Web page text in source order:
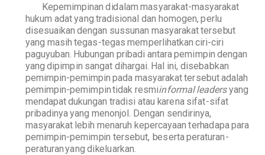
Kepemimpinan didalam masyarakat-masyarakat
hukum adat yang tradisional dan homogen, perlu
disesuaikan dengan sussunan masyarakattersebut
yang masih tegas-tegas memperlihatkan ciri-ciri
paguyuban. Hubungan pribadi antarapemimpin dengan
yang dipimpin sangat dihargai. Hal ini,disebabkan
pemimpin-pemimpin pada masyarakattersebutadalah
pemimpin-pemimpintidak resmiinformal leaders yang
mendapatdukungan tradisi atau karena sifat-sifat
pribadinyayang menonjol. Dengan sendirinya,
masyarakat lebih menaruh kepercayaan terhadapapara
pemimpin-pemimpintersebut, besertaperaturan-
peraturanyang dikeluarkan.